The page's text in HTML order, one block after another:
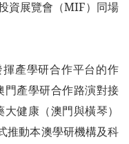
資展覽會（MIF）同場
產學研合作平台的作
門產學研合作路演對接
健康（澳門與橫琴）
推動本澳學研機構及科